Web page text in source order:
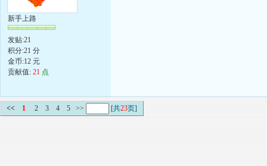
新手上路
发贴:21
积分:21 分
金币:12 元
贡献值: 21 点
<< 1 2 3 4 5 >> [共23页]